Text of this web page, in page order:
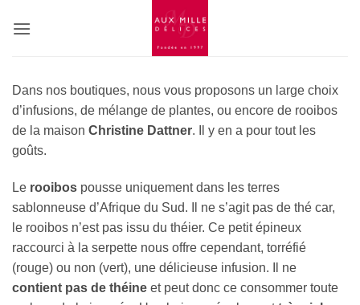
Dans nos boutiques, nous vous proposons un large choix
d’infusions, de mélange de plantes, ou encore de rooibos
de la maison Christine Dattner. Il y en a pour tout les
goûts.
Le rooibos pousse uniquement dans les terres
sablonneuse d’Afrique du Sud. Il ne s’agit pas de thé car,
le rooibos n’est pas issu du théier. Ce petit épineux
raccourci à la serpette nous offre cependant, torréfié
(rouge) ou non (vert), une délicieuse infusion. Il ne
contient pas de théine et peut donc ce consommer toute